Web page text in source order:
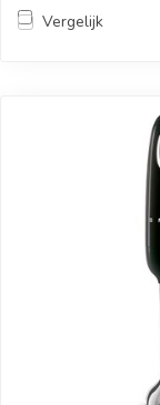
Vergelijk